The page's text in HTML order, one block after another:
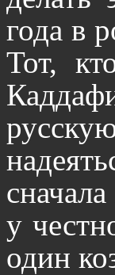
года в
Тот,
у
один